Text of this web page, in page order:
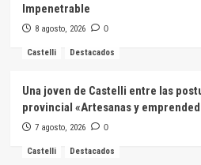
Impenetrable
8 agosto, 2026 0
Castelli Destacados
Una joven de Castelli entre las
provincial «Artesanas y
7 agosto, 2026 0
Castelli Destacados